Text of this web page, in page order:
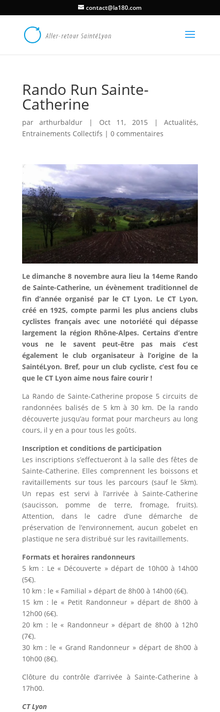
contact@la180.com
Rando Run Sainte-
Catherine
pararthurbaldur | Oct 11, 2015 |Actualités,
Entrainements Collectifs | 0 commentaires
Le dimanche 8 novembre aura lieu la 14eme Rando
de Sainte-Catherine, un évènement traditionnel de
fin d’année organisé par le CT Lyon. Le CT Lyon,
créé en 1925, compte parmi les plus anciens clubs
cyclistes français avec une notoriété qui dépasse
largement la région Rhône-Alpes. Certains d’entre
vous ne le savent peut-être pas mais c’est
également le club organisateur à l’origine de la
SaintéLyon. Bref, pour un club cycliste, c’est fou ce
que le CT Lyon aime nous faire courir !
La Rando de Sainte-Catherine propose 5 circuits de
randonnées balisés de 5 km à 30 km. De la rando
découverte jusqu’au format pour marcheurs au long
cours, il y en a pour tous les goûts.
Inscription et conditions de participation
Les inscriptions s’effectueront à la salle des fêtes de
Sainte-Catherine. Elles comprennent les boissons et
ravitaillements sur tous les parcours (sauf le 5km).
Un repas est servi à l’arrivée à Sainte-Catherine
(saucisson, pomme de terre, fromage, fruits).
Attention, dans le cadre d’une démarche de
préservation de l’environnement, aucun gobelet en
plastique ne sera distribué sur les ravitaillements.
Formats et horaires randonneurs
5 km : Le « Découverte » départ de 10h00 à 14h00
(5€).
10 km : le « Familial » départ de 8h00 à 14h00 (6€).
15 km : le « Petit Randonneur » départ de 8h00 à
12h00 (6€).
20 km : le « Randonneur » départ de 8h00 à 12h0
(7€).
30 km : le « Grand Randonneur » départ de 8h00 à
10h00 (8€).
Clôture du contrôle d’arrivée à Sainte-Catherine à
17h00.
CT Lyon